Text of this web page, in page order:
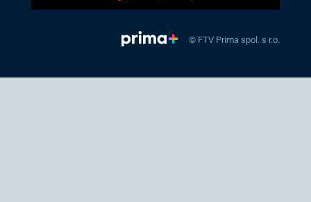
© FTV Prima spol. s r.o.